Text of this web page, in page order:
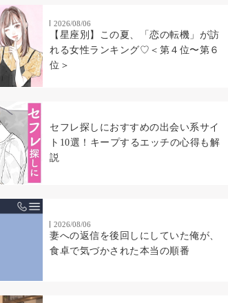
2026/08/06
【星座別】この夏、「恋の転機」が訪
れる女性ランキング♡＜第４位〜第６
位＞
セフレ探しにおすすめの出会い系サイ
ト10選！キープするエッチの心得も解
説
2026/08/06
妻への返信を後回しにしていた俺が、
食卓で気づかされた本当の順番